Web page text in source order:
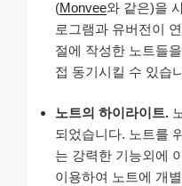
(Monvee와 같은)을
로그램과 유버전이
절에 작성한 노트들
접 동기시킬 수 있습
노트의 하이라이트.
되었습니다. 노트를
는 강력한 기능외에
이용하여 노트에 개